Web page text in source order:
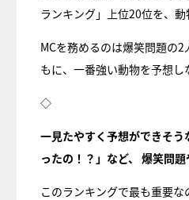
ランキング」上位20位を、
MCを務めるのは爆笑問題の
もに、一番強い動物を予想し
◇
一見たやすく予想ができそ
ったの！？」など、 爆笑問
このランキングで最も重要